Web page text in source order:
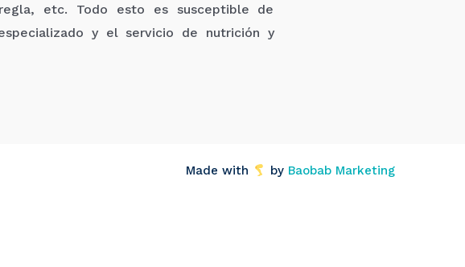
etc. Todo esto es susceptible de
y el servicio de nutrición y
Made with by Baobab Marketing